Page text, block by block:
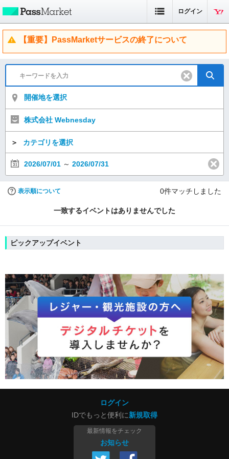
ログイン
【重要】PassMarketサービスの終了について
開催地を選択
株式会社 Webnesday
＞ カテゴリを選択
2026/07/01 ～ 2026/07/31
表示順について 0件マッチしました
一致するイベントはありませんでした
ピックアップイベント
ログイン
IDでもっと便利に新規取得
最新情報をチェック
お知らせ